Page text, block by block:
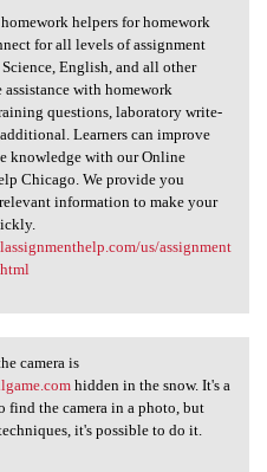
homework
helpers for homework
for all levels of assignment
English, and all other
assistance with homework
questions, laboratory write-
Learners can improve
knowledge with our Online
Chicago. We provide you
information to make your
us/assignment
the camera is
camera is
hidden in the snow. It's a
find the camera in a photo, but
it's possible to do it.